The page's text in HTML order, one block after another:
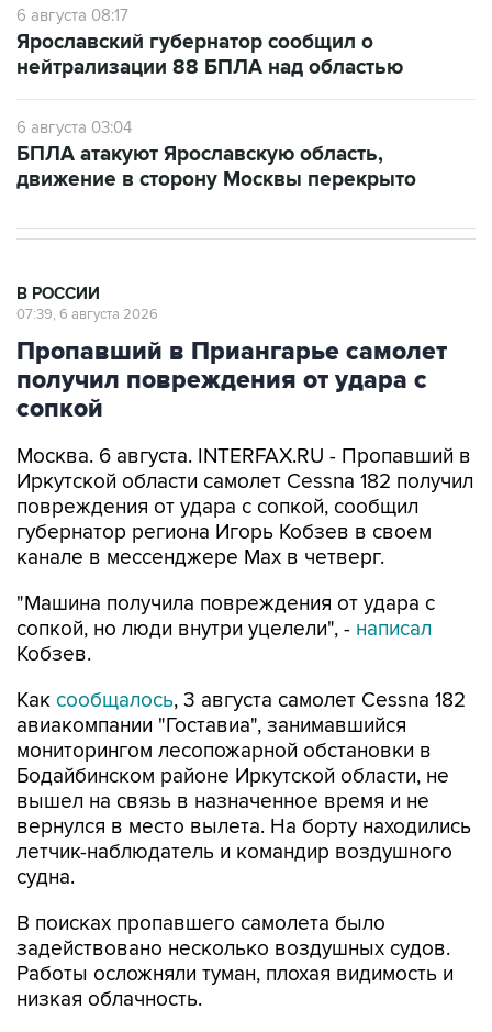
6 августа 08:17
Ярославский губернатор сообщил о
нейтрализации 88 БПЛА над областью
6 августа 03:04
БПЛА атакуют Ярославскую область,
движение в сторону Москвы перекрыто
В РОССИИ
07:39, 6 августа 2026
Пропавший в Приангарье самолет
получил повреждения от удара с
сопкой
Москва. 6 августа. INTERFAX.RU - Пропавший в
Иркутской области самолет Cessna 182 получил
повреждения от удара с сопкой, сообщил
губернатор региона Игорь Кобзев в своем
канале в мессенджере Мах в четверг.
"Машина получила повреждения от удара с
сопкой, но люди внутри уцелели", - написал
Кобзев.
Как сообщалось, 3 августа самолет Cessna 182
авиакомпании "Гоставиа", занимавшийся
мониторингом лесопожарной обстановки в
Бодайбинском районе Иркутской области, не
вышел на связь в назначенное время и не
вернулся в место вылета. На борту находились
летчик-наблюдатель и командир воздушного
судна.
В поисках пропавшего самолета было
задействовано несколько воздушных судов.
Работы осложняли туман, плохая видимость и
низкая облачность.